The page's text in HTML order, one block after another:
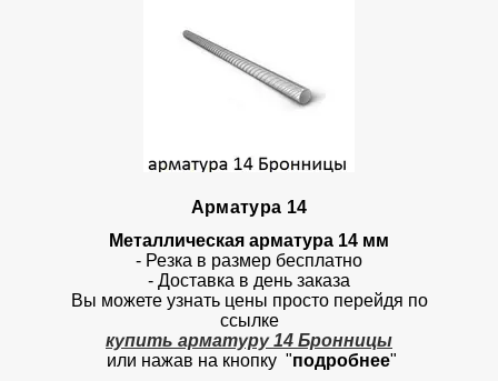
Арматура 14
Металлическая арматура 14 мм
- Резка в размер бесплатно
- Доставка в день заказа
Вы можете узнать цены просто перейдя по
ссылке
купить арматуру 14 Бронницы
или нажав на кнопку "подробнее"